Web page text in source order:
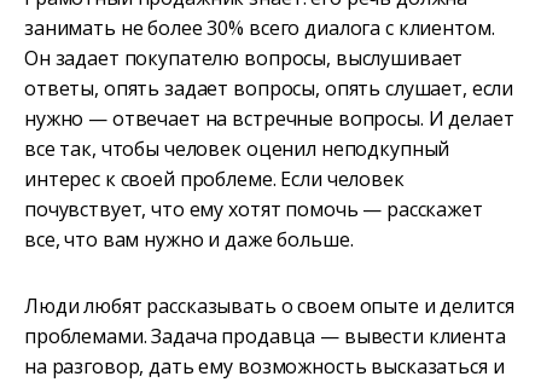
занимать не более 30% всего диалога с клиентом.
Он задает покупателю вопросы, выслушивает
ответы, опять задает вопросы, опять слушает, если
нужно — отвечает на встречные вопросы. И делает
все так, чтобы человек оценил неподкупный
интерес к своей проблеме. Если человек
почувствует, что ему хотят помочь — расскажет
все, что вам нужно и даже больше.
Люди любят рассказывать о своем опыте и делится
проблемами. Задача продавца — вывести клиента
на разговор, дать ему возможность высказаться и